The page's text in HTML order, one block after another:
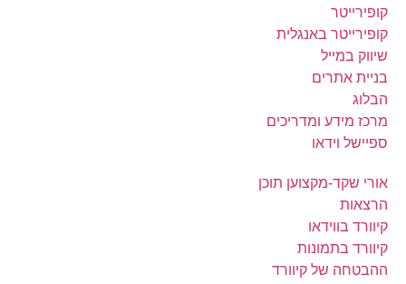
קופירייטר
קופירייטר באנגלית
שיווק במייל
בניית אתרים
הבלוג
מרכז מידע ומדריכים
ספיישל וידאו
אורי שקד-מקצוען תוכן
הרצאות
קיוורד בווידאו
קיוורד בתמונות
ההבטחה של קיוורד